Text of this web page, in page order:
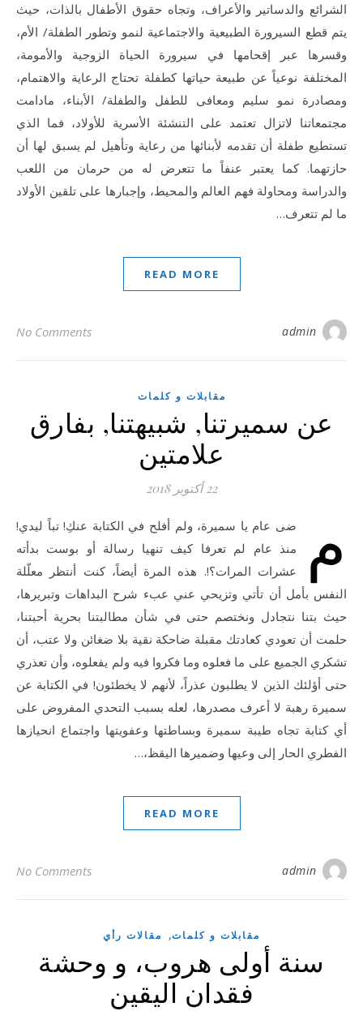
الشرائع والدساتير والأعراف، وتجاه حقوق الأطفال بالذات، حيث
يتم قطع السيرورة الطبيعية والاجتماعية لنمو وتطور الطفلة/ الأم،
وقسرها عبر إقحامها في سيرورة الحياة الزوجية والأمومة،
المختلفة نوعياً عن طبيعة حياتها كطفلة تحتاج الرعاية والاهتمام،
ومصادرة نمو سليم ومعافى للطفل والطفلة/ الأبناء، مادامت
مجتمعاتنا لاتزال تعتمد على التنشئة الأسرية للأولاد، فما الذي
تستطيع طفلة أن تقدمه لأبنائها من رعاية وتأهيل لم يسبق لها أن
حازتهما. كما يعتبر عنفاً ما تتعرض له من حرمان من اللعب
والدراسة ومحاولة فهم العالم والمحيط، وإجبارها على تلقين الأولاد
ما لم تتعرف…
READ MORE
admin
No Comments
مقابلات و كلمات
عن سميرتنا, شبيهتنا, بفارق
علامتين
22 أكتوبر 2018
م
ضى عام يا سميرة، ولم أفلح في الكتابة عنكِ! تباً ليدي!
منذ عام لم تعرفا كيف تنهيا رسالة أو بوست بدأته
عشرات المرات؟!. هذه المرة أيضاً، كنت أنتظر معلّلة
النفس بأمل أن تأتي وتزيحي عني عبء شرح البداهات وتبريرها،
حيث بتنا نتجادل ونختصم حتى في شأن مطالبتنا بحرية أحبتنا،
حلمت أن تعودي كعادتك مقبلة ضاحكة نقية بلا ضغائن ولا عتب، أن
تشكري الجميع على ما فعلوه وما فكروا فيه ولم يفعلوه، وأن تعذري
حتى أؤلئك الذين لا يطلبون عذراً، لأنهم لا يخطئون! في الكتابة عن
سميرة رهبة لا أعرف مصدرها، لعله بسبب التحدي المفروض على
أي كتابة تجاه طيبة سميرة وبساطتها وعفويتها واجتماع انحيازها
الفطري الحار إلى وعيها وضميرها اليقظ،…
READ MORE
admin
No Comments
مقابلات و كلمات, مقالات رأي
سنة أولى هروب، و وحشة
فقدان اليقين